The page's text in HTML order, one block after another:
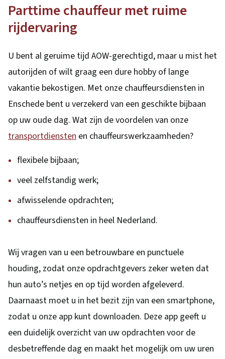
Parttime chauffeur met ruime
rijdervaring
U bent al geruime tijd AOW-gerechtigd, maar u mist het
autorijden of wilt graag een dure hobby of lange
vakantie bekostigen. Met onze chauffeursdiensten in
Enschede bent u verzekerd van een geschikte bijbaan
op uw oude dag. Wat zijn de voordelen van onze
transportdiensten en chauffeurswerkzaamheden?
flexibele bijbaan;
veel zelfstandig werk;
afwisselende opdrachten;
chauffeursdiensten in heel Nederland.
Wij vragen van u een betrouwbare en punctuele
houding, zodat onze opdrachtgevers zeker weten dat
hun auto’s netjes en op tijd worden afgeleverd.
Daarnaast moet u in het bezit zijn van een smartphone,
zodat u onze app kunt downloaden. Deze app geeft u
een duidelijk overzicht van uw opdrachten voor de
desbetreffende dag en maakt het mogelijk om uw uren